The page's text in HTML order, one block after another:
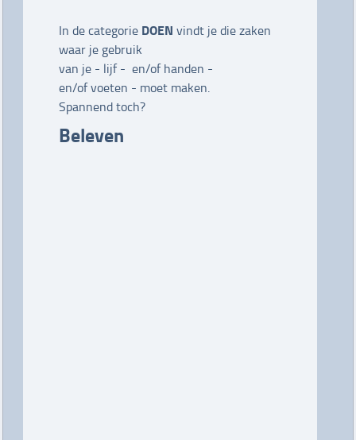
In de categorie DOEN vindt je die zaken
waar je gebruik
van je - lijf - en/of handen -
en/of voeten - moet maken.
Spannend toch?
Beleven